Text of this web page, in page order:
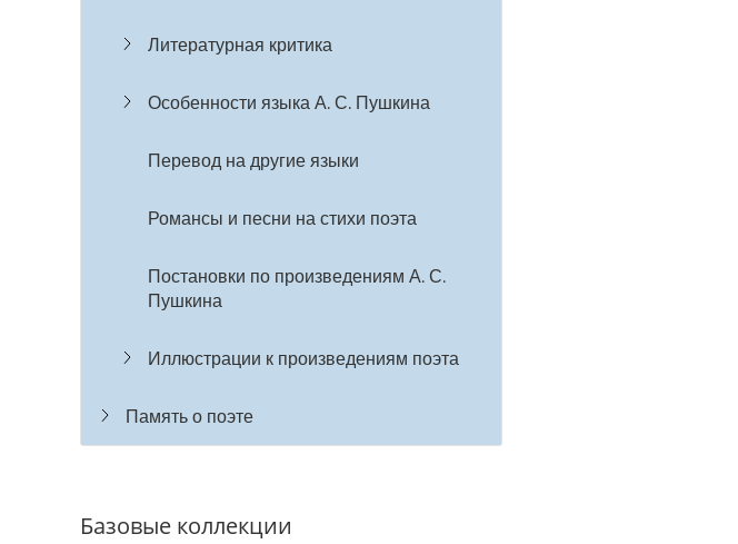
Литературная критика
Особенности языка А. С. Пушкина
Перевод на другие языки
Романсы и песни на стихи поэта
Постановки по произведениям А. С.
Пушкина
Иллюстрации к произведениям поэта
Память о поэте
Базовые коллекции